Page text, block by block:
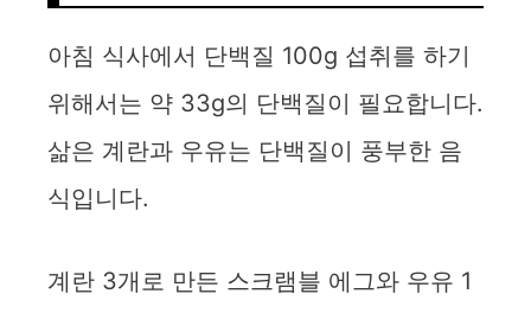
아침 식사에서 단백질 100g 섭취를 하기
위해서는 약 33g의 단백질이 필요합니다.
삶은 계란과 우유는 단백질이 풍부한 음
식입니다.
계란 3개로 만든 스크램블 에그와 우유 1